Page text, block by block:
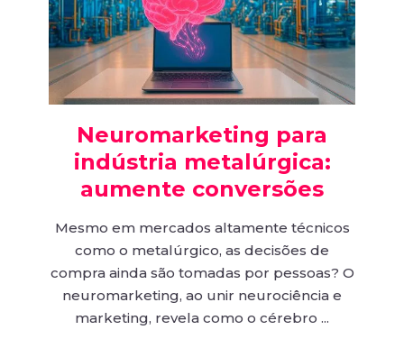
Neuromarketing para
indústria metalúrgica:
aumente conversões
Mesmo em mercados altamente técnicos
como o metalúrgico, as decisões de
compra ainda são tomadas por pessoas? O
neuromarketing, ao unir neurociência e
marketing, revela como o cérebro ...